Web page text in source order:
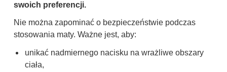
swoich preferencji.
Nie można zapominać o bezpieczeństwie podczas
stosowania maty. Ważne jest, aby:
unikać nadmiernego nacisku na wrażliwe obszary
ciała,